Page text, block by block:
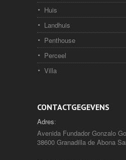
Huis
Landhuis
Penthouse
Perceel
Villa
CONTACTGEGEVENS
Adres:
Avenida Fundador Gonzalo
38600 Granadilla de Abona